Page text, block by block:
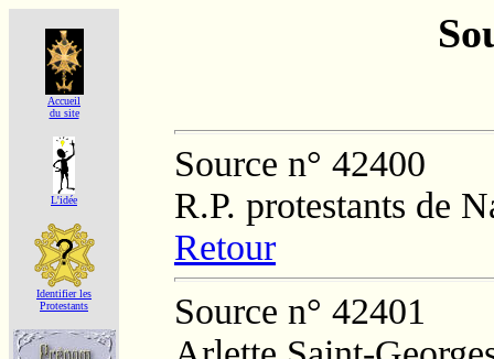
Accueil
du site
L'idée
Identifier les
Protestants
Source n° 42400
R.P. protestants de
Retour
Source n° 42401